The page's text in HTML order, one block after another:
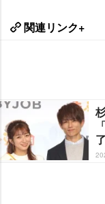
関連リンク+